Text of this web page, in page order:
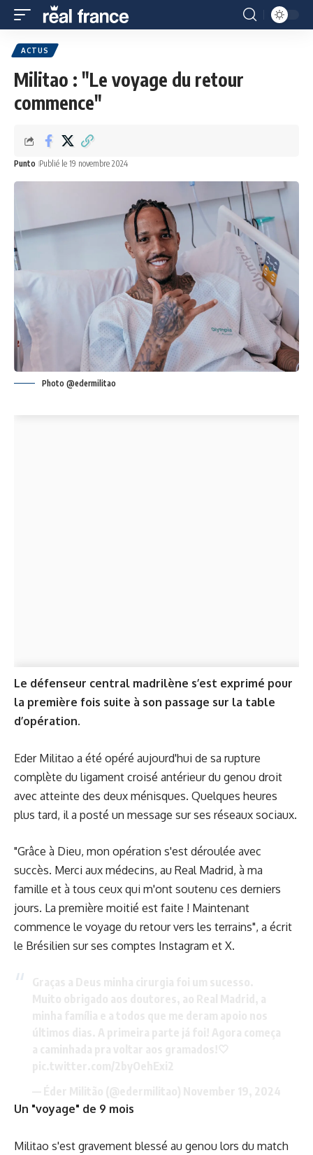
ACTUS
Militao : "Le voyage du retour
commence"
Punto Publié le 19 novembre 2024
Photo @edermilitao
Le défenseur central madrilène s’est exprimé pour
la première fois suite à son passage sur la table
d’opération.
Eder Militao a été opéré aujourd'hui de sa rupture
complète du ligament croisé antérieur du genou droit
avec atteinte des deux ménisques. Quelques heures
plus tard, il a posté un message sur ses réseaux sociaux.
"Grâce à Dieu, mon opération s'est déroulée avec
succès. Merci aux médecins, au Real Madrid, à ma
famille et à tous ceux qui m'ont soutenu ces derniers
jours. La première moitié est faite ! Maintenant
commence le voyage du retour vers les terrains", a écrit
le Brésilien sur ses comptes Instagram et X.
Un "voyage" de 9 mois
Militao s'est gravement blessé au genou lors du match